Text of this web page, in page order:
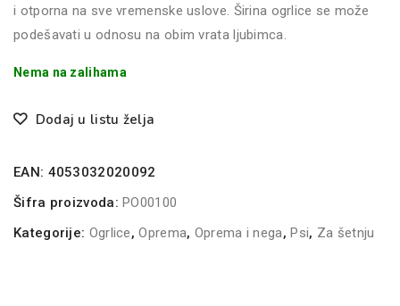
i otporna na sve vremenske uslove. Širina ogrlice se može
podešavati u odnosu na obim vrata ljubimca.
Nema na zalihama
Dodaj u listu želja
EAN: 4053032020092
Šifra proizvoda:PO00100
Kategorije: Ogrlice,Oprema, Oprema i nega,Psi, Za šetnju